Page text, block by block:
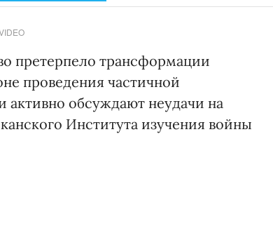
претерпело трансформации
проведения частичной
обсуждают неудачи на
Института изучения войны